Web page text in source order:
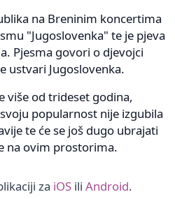
na Breninim koncertima
"Jugoslovenka" te je pjeva
Pjesma govori o djevojci
ustvari Jugoslovenka.
više od trideset godina,
popularnost nije izgubila
te će se još dugo ubrajati
na ovim prostorima.
za iOS ili Android.